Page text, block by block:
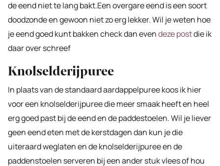
de eend niet te lang bakt.Een overgare eend is een soort
doodzonde en gewoon niet zo erg lekker. Wil je weten hoe
je eend goed kunt bakken check dan evendeze postdie ik
daar over schreef
Knolselderijpuree
In plaats van de standaard aardappelpuree koos ik hier
voor een knolselderijpuree die meer smaak heeft en heel
erg goed past bij de eend en de paddestoelen. Wil je liever
geen eend eten met de kerstdagen dan kun je die
uiteraard weglaten en de knolselderijpuree en de
paddenstoelen serveren bij een ander stuk vlees of hou